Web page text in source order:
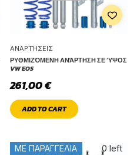
ΑΝΑΡΤΉΣΕΙΣ
ΡΥΘΜΙΖΌΜΕΝΗ ΑΝΆΡΤΗΣΗ ΣΕ ΎΨΟΣ
VW EOS
261,00€
ADD TO CART
ΜΕ ΠΑΡΑΓΓΕΛΙΑ
0 left